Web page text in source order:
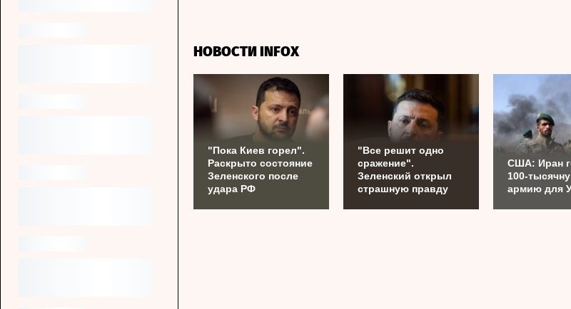
НОВОСТИ INFOX
"Пока Киев горел".
Раскрыто состояние
Зеленского после
удара РФ
"Все решит одно
сражение".
Зеленский открыл
страшную правду
США: Иран
100-
армию для